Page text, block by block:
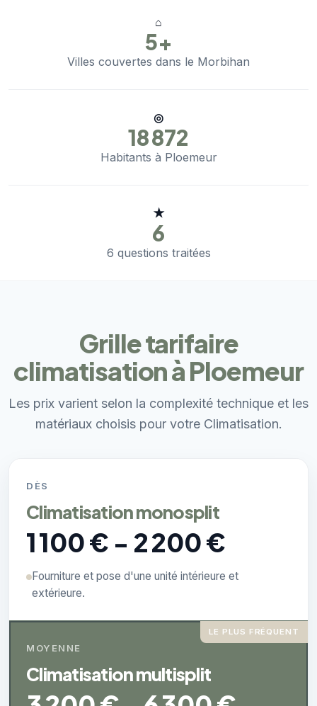
⌂
5+
Villes couvertes dans le Morbihan
◎
18 872
Habitants à Ploemeur
★
6
6 questions traitées
Grille tarifaire
climatisation à Ploemeur
Les prix varient selon la complexité technique et les
matériaux choisis pour votre Climatisation.
DÈS
Climatisation monosplit
1 100 € - 2 200 €
Fourniture et pose d'une unité intérieure et
extérieure.
LE PLUS FRÉQUENT
MOYENNE
Climatisation multisplit